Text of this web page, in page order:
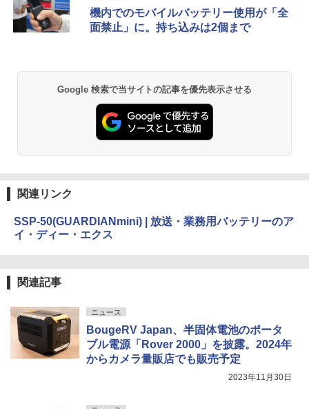
機内でのモバイルバッテリー使用が「全
面禁止」に。持ち込みは2個まで
Google 検索で当サイトの記事を優先表示させる
関連リンク
SSP-50(GUARDIANmini) | 放送・業務用バッテリーのア
イ・ディー・エクス
関連記事
ニュース
BougeRV Japan、半固体電池のポータ
ブル電源「Rover 2000」を披露。2024年
からカメラ量販店でも販売予定
2023年11月30日